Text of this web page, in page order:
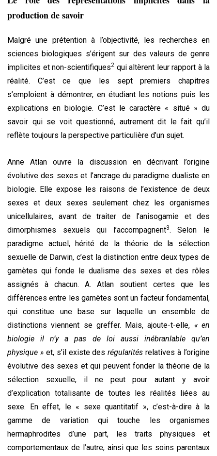
production de savoir
Malgré une prétention à l’objectivité, les recherches en
sciences biologiques s’érigent sur des valeurs de genre
implicites et non-scientifiques2 qui altèrent leur rapport à la
réalité. C’est ce que les sept premiers chapitres
s’emploient à démontrer, en étudiant les notions puis les
explications en biologie. C’est le caractère « situé » du
savoir qui se voit questionné, autrement dit le fait qu’il
reflète toujours la perspective particulière d’un sujet.
Anne Atlan ouvre la discussion en décrivant l’origine
évolutive des sexes et l’ancrage du paradigme dualiste en
biologie. Elle expose les raisons de l’existence de deux
sexes et deux sexes seulement chez les organismes
unicellulaires, avant de traiter de l’anisogamie et des
dimorphismes sexuels qui l’accompagnent3. Selon le
paradigme actuel, hérité de la théorie de la sélection
sexuelle de Darwin, c’est la distinction entre deux types de
gamètes qui fonde le dualisme des sexes et des rôles
assignés à chacun. A. Atlan soutient certes que les
différences entre les gamètes sont un facteur fondamental,
qui constitue une base sur laquelle un ensemble de
distinctions viennent se greffer. Mais, ajoute-t-elle, « en
biologie il n’y a pas de loi aussi inébranlable qu’en
physique »et, s’il existe desrégularités relatives à l’origine
évolutive des sexes et qui peuvent fonder la théorie de la
sélection sexuelle, il ne peut pour autant y avoir
d’explication totalisante de toutes les réalités liées au
sexe. En effet, le « sexe quantitatif », c’est-à-dire à la
gamme de variation qui touche les organismes
hermaphrodites d’une part, les traits physiques et
comportementaux de l’autre, ainsi que les soins parentaux